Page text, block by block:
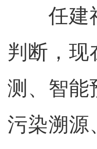
任建福
判断，现
测、智能
污染溯源